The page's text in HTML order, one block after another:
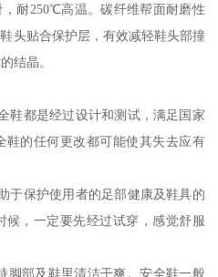
耐250℃高温。碳纤维帮面耐磨性
头贴合保护层，有效减轻鞋头部撞
结晶。
都是经过设计和测试，满足国家
鞋的任何更改都可能使其失去应有
保护使用者的足部健康及鞋具的
候，一定要先经过试穿，感觉舒服
部及鞋里清洁干爽。安全鞋一般